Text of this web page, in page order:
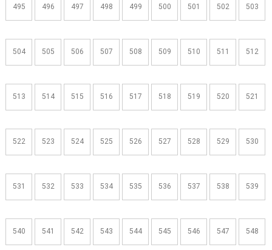
495 496 497 498 499 500 501 502 503
504 505 506 507 508 509 510 511 512
513 514 515 516 517 518 519 520 521
522 523 524 525 526 527 528 529 530
531 532 533 534 535 536 537 538 539
540 541 542 543 544 545 546 547 548